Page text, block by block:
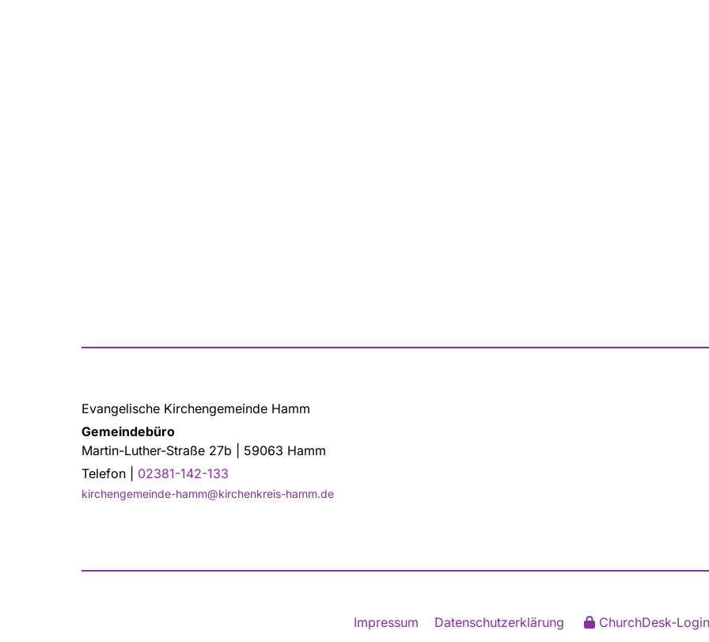
Evangelische Kirchengemeinde Hamm
Gemeindebüro
Martin-Luther-Straße 27b | 59063 Hamm
Telefon | 02381-142-133
kirchengemeinde-hamm@kirchenkreis-hamm.de
Impressum Datenschutzerklärung ChurchDesk-Login